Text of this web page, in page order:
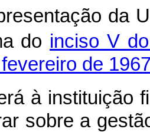
da
do inciso V
de
à instituição
sobre a